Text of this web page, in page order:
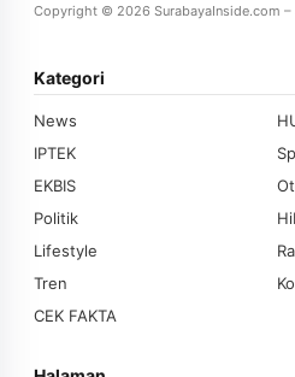
Copyright © 2026 SurabayaInside.com –
Kategori
News
IPTEK
EKBIS
Politik
Lifestyle
Tren
CEK FAKTA